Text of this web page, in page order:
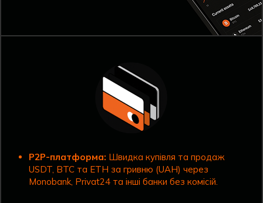
P2P-платформа: Швидка купівля та продаж
USDT, BTC та ETH за гривню (UAH) через
Monobank, Privat24 та інші банки без комісій.